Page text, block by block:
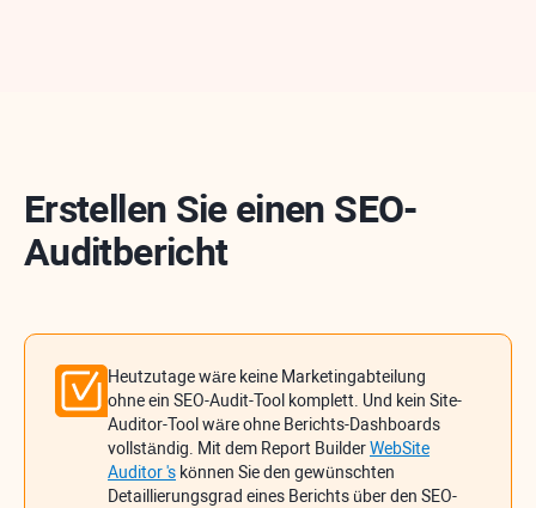
Erstellen Sie einen SEO-
Auditbericht
Heutzutage wäre keine Marketingabteilung
ohne ein SEO-Audit-Tool komplett. Und kein Site-
Auditor-Tool wäre ohne Berichts-Dashboards
vollständig. Mit dem Report BuilderWebSite
Auditor's können Sie den gewünschten
Detaillierungsgrad eines Berichts über den SEO-